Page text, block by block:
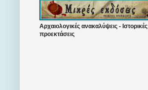
Αρχαιολογικές ανακαλύψεις - Ιστορικές
προεκτάσεις